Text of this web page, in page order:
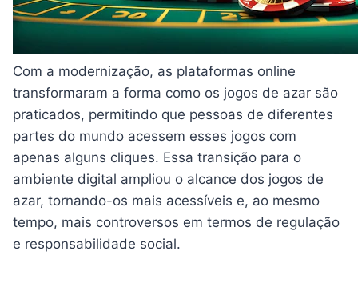
Com a modernização, as plataformas online
transformaram a forma como os jogos de azar são
praticados, permitindo que pessoas de diferentes
partes do mundo acessem esses jogos com
apenas alguns cliques. Essa transição para o
ambiente digital ampliou o alcance dos jogos de
azar, tornando-os mais acessíveis e, ao mesmo
tempo, mais controversos em termos de regulação
e responsabilidade social.